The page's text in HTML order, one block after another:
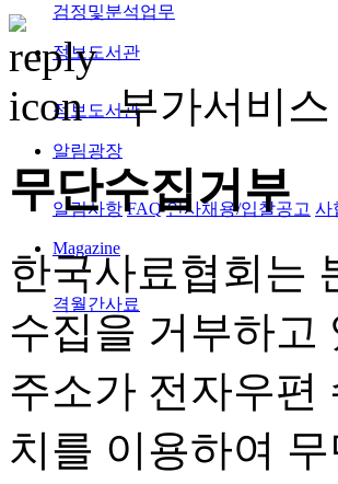
검정및분석업무
정보도서관
정보도서관
알림광장
알림사항 FAQ 인사채용/입찰공고 사
Magazine
격월간사료
부가서비스
무단수집거부
한국사료협회는
수집을 거부하고
주소가 전자우편
치를 이용하여